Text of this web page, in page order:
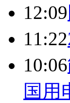
12:09
11:22
10:06
国用